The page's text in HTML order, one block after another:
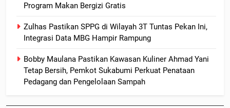
Program Makan Bergizi Gratis
Zulhas Pastikan SPPG di Wilayah 3T Tuntas Pekan Ini,
Integrasi Data MBG Hampir Rampung
Bobby Maulana Pastikan Kawasan Kuliner Ahmad Yani
Tetap Bersih, Pemkot Sukabumi Perkuat Penataan
Pedagang dan Pengelolaan Sampah